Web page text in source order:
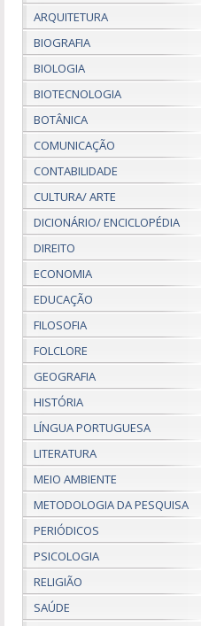
ARQUITETURA
BIOGRAFIA
BIOLOGIA
BIOTECNOLOGIA
BOTÂNICA
COMUNICAÇÃO
CONTABILIDADE
CULTURA/ ARTE
DICIONÁRIO/ ENCICLOPÉDIA
DIREITO
ECONOMIA
EDUCAÇÃO
FILOSOFIA
FOLCLORE
GEOGRAFIA
HISTÓRIA
LÍNGUA PORTUGUESA
LITERATURA
MEIO AMBIENTE
METODOLOGIA DA PESQUISA
PERIÓDICOS
PSICOLOGIA
RELIGIÃO
SAÚDE